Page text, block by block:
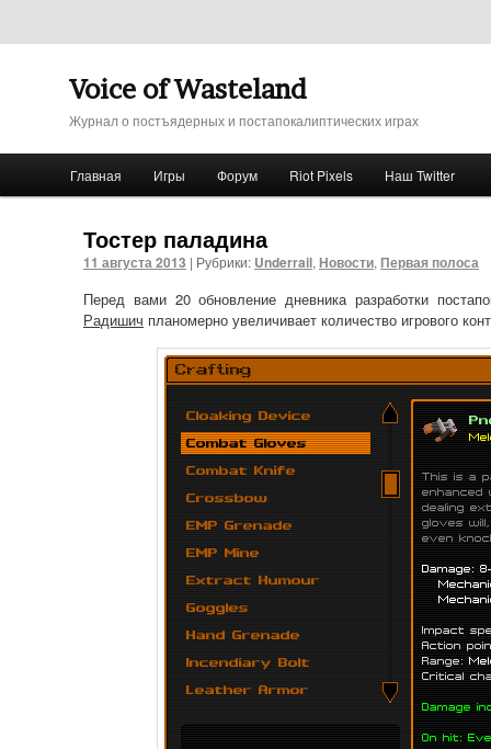
Voice of Wasteland
Журнал о постъядерных и постапокалиптических играх
Перейти к основному содержимому
Перейти к дополнительному содержимому
Главная Игры Форум Riot Pixels Наш Twitter
Тостер паладина
11 августа 2013 | Рубрики: Underrail, Новости, Первая полоса
Перед вами 20 обновление дневника разработки
Радишич планомерно увеличивает количество игрового